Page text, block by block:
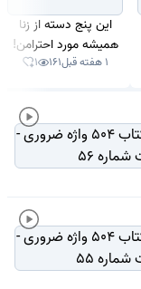
این پنج دسته از زنا
همیشه مورد احترامن!
1 هفته قبل 161
1